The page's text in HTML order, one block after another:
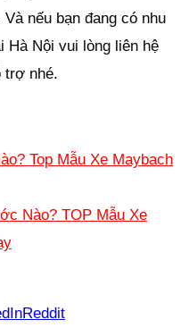
nếu bạn đang có nhu
Hà Nội vui lòng liên hệ
trợ nhé.
Top Mẫu Xe Maybach
Nào? TOP Mẫu Xe
Reddit